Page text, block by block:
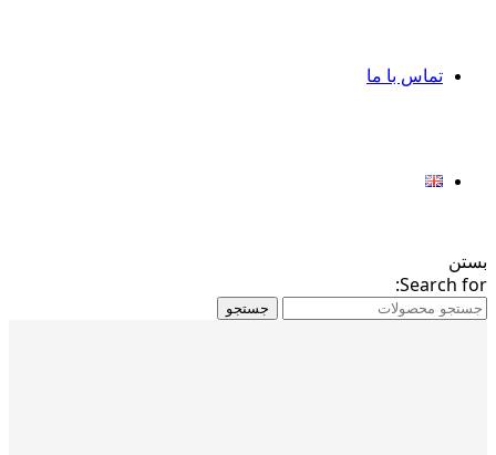
تماس با ما
بستن
Search for:
جستجو